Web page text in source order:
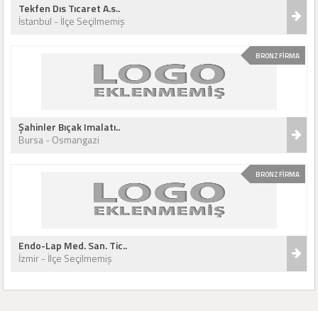
Tekfen Dıs Tıcaret A.s..
İstanbul - İlçe Seçilmemiş
BRONZ FİRMA
Şahinler Bıçak Imalatı..
Bursa - Osmangazi
BRONZ FİRMA
Endo-Lap Med. San. Tic..
İzmir - İlçe Seçilmemiş